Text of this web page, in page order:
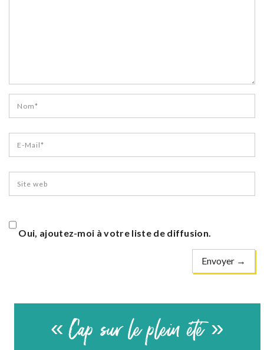
Oui, ajoutez-moi à votre liste de diffusion.
« Cap sur le plein été »